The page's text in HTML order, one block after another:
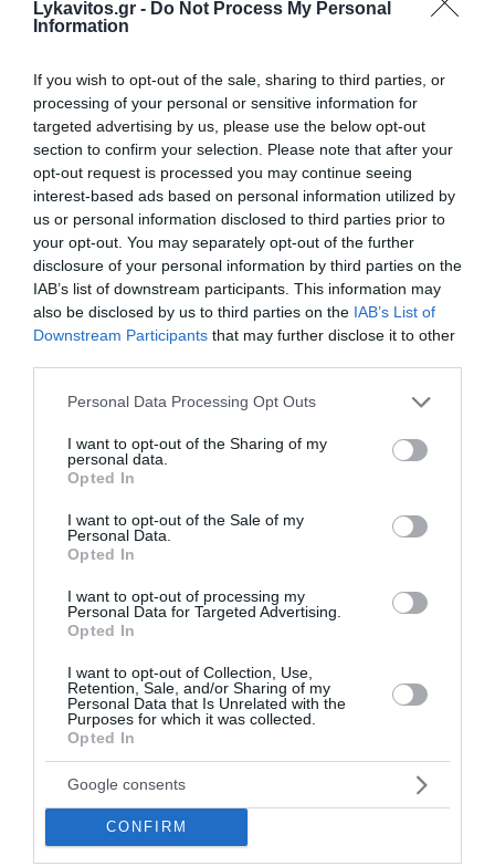
Lykavitos.gr - Do Not Process My Personal
Information
If you wish to opt-out of the sale, sharing to third parties, or
processing of your personal or sensitive information for
targeted advertising by us, please use the below opt-out
section to confirm your selection. Please note that after your
opt-out request is processed you may continue seeing
interest-based ads based on personal information utilized by
us or personal information disclosed to third parties prior to
your opt-out. You may separately opt-out of the further
disclosure of your personal information by third parties on the
IAB’s list of downstream participants. This information may
also be disclosed by us to third parties on the IAB’s List of
Downstream Participants that may further disclose it to other
Please note that this website/app uses one or more Google
not limited to your visit or usage behaviour. You may click to
grant or deny consent to Google and its third-party tags to
use your data for below specified purposes in below Google
consent section.
Personal Data Processing Opt Outs
I want to opt-out of the Sharing of my
personal data.
Opted In
I want to opt-out of the Sale of my
Personal Data.
Opted In
I want to opt-out of processing my
Personal Data for Targeted Advertising.
Opted In
I want to opt-out of Collection, Use,
Retention, Sale, and/or Sharing of my
Personal Data that Is Unrelated with the
Purposes for which it was collected.
Opted In
Google consents
CONFIRM
Καστοριά: Νεκρή μεγάλη
αρκούδα, πιθανόν από
πυροβολισμό
Μεγάλη αρκούδα βρέθηκε νεκρή, πιθανότατα από
πυροβολισμό, σε αγροτική παραποτάμια περιοχή του
Πρακτορείο ο Νίκος Παναγιωτόπουλος από την
Εταιρία Προστασίας Περιβάλλ...